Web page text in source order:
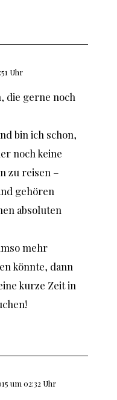
Uhr
die gerne noch
bin ich schon,
noch keine
zu reisen –
gehören
absoluten
mehr
könnte, dann
kurze Zeit in
um 02:32 Uhr